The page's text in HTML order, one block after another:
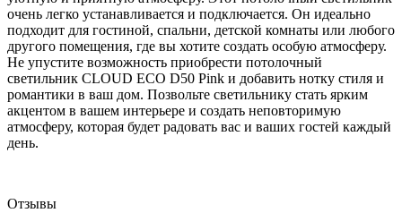
очень легко устанавливается и подключается. Он идеально
подходит для гостиной, спальни, детской комнаты или любого
другого помещения, где вы хотите создать особую атмосферу.
Не упустите возможность приобрести потолочный
светильник CLOUD ECO D50 Pink и добавить нотку стиля и
романтики в ваш дом. Позвольте светильнику стать ярким
акцентом в вашем интерьере и создать неповторимую
атмосферу, которая будет радовать вас и ваших гостей каждый
день.
Отзывы